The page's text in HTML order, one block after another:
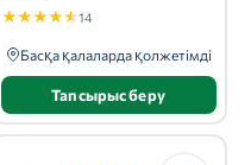
★★★★★14
Басқа қалаларда қолжетімді
Тапсырыс беру